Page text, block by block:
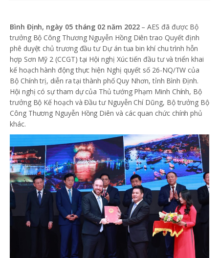
Bình Định, ngày 05 tháng 02 năm 2022– AES đã được Bộ
trưởng Bộ Công Thương Nguyễn Hồng Diên trao Quyết định
phê duyệt chủ trương đầu tư Dự án tua bin khí chu trình hỗn
hợp Sơn Mỹ 2 (CCGT) tại Hội nghị Xúc tiến đầu tư và triển khai
kế hoạch hành động thực hiện Nghị quyết số 26-NQ/TW của
Bộ Chính trị, diễn ra tại thành phố Quy Nhơn, tỉnh Bình Định.
Hội nghị có sự tham dự của Thủ tướng Phạm Minh Chính, Bộ
trưởng Bộ Kế hoạch và Đầu tư Nguyễn Chí Dũng, Bộ trưởng Bộ
Công Thương Nguyễn Hồng Diên và các quan chức chính phủ
khác.